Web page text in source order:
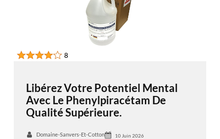
Libérez Votre Potentiel Mental
Avec Le Phenylpiracétam De
Qualité Supérieure.
Domaine-Sanvers-Et-Cotton 10 Juin 2026